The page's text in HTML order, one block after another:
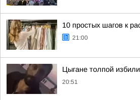
10 простых шагов к
21:00
Цыгане толпой
20:51